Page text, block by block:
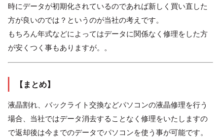
時にデータが初期化されているのであれば新しく買い直した
方が良いのでは？というのが当社の考えです。
もちろん年式などによってはデータに関係なく修理をした方
が安くつく事もありますが。。
【まとめ】
液晶割れ、バックライト交換などパソコンの液晶修理を行う
場合、当社ではデータ消去することなく修理をいたしますの
で返却後は今までのデータでパソコンを使う事が可能です。